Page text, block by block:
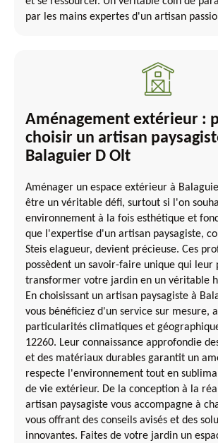
par les mains expertes d'un artisan
Aménagement extérieur :
choisir un artisan
Balaguier D Olt
Aménager un espace extérieur à
être un véritable défi, surtout si l'on
environnement à la fois esthétique et
que l'expertise d'un artisan paysagiste,
Steis elagueur, devient précieuse. Ces
possèdent un savoir-faire unique qui leur
transformer votre jardin en un véritable
En choisissant un artisan paysagiste à
vous bénéficiez d'un service sur mesure,
particularités climatiques et
12260. Leur connaissance approfondie
et des matériaux durables garantit un
respecte l'environnement tout en
de vie extérieur. De la conception à la
artisan paysagiste vous accompagne à
vous offrant des conseils avisés et des
innovantes. Faites de votre jardin un